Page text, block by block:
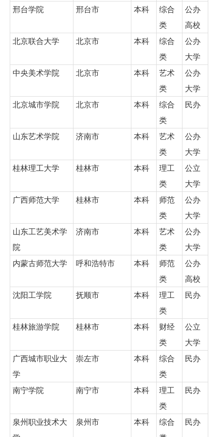
邢台学院 邢台市 本科
综合
类
公办
高校
北京联合大学
北京市 本科
综合
类
公办
大学
中央美术学院
北京市 本科
艺术
类
公办
大学
北京城市学院
北京市 本科
综合
类
民办
山东艺术学院 济南市 本科
艺术
类
公办
大学
桂林理工大学
桂林市 本科
理工
类
公立
大学
广西师范大学
桂林市 本科
师范
类
公办
大学
山东工艺美术学
院
济南市 本科
艺术
类
公办
大学
内蒙古师范大学
呼和浩特市 本科
师范
类
公办
高校
沈阳工学院
抚顺市 本科
理工
类
民办
桂林旅游学院 桂林市 本科
财经
类
公立
大学
广西城市职业大
学
崇左市 本科
综合
类
民办
南宁学院 南宁市 本科
理工
类
民办
泉州职业技术大
泉州市 本科
综合
民办